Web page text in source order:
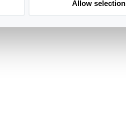
Allow selection